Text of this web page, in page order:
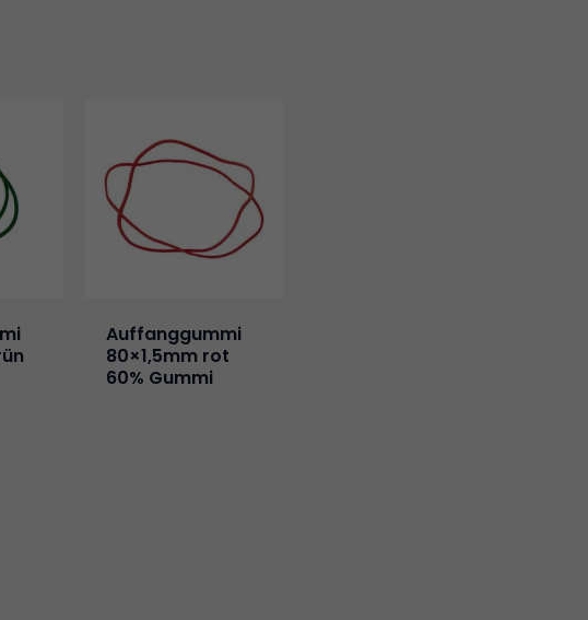
Auffanggummi
80×1,5mm rot
60% Gummi